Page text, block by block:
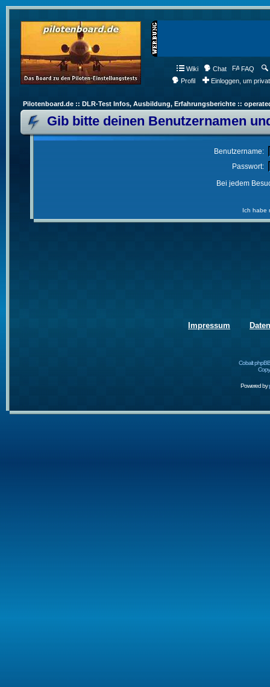
Wiki Chat FAQ
Profil
Einloggen, um
Pilotenboard.de :: DLR-Test Infos, Ausbildung, Erfahrungsberichte ::
Gib bitte deinen Benutzernamen
Benutzername:
Passwort:
Bei jedem
Ich habe
Impressum
Cobalt
Powered by